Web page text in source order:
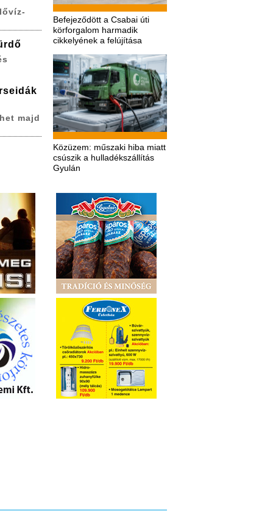
Befejeződött a Csabai úti
körforgalom harmadik
cikkelyének a felújítása
Közüzem: műszaki hiba miatt
csúszik a hulladékszállítás
Gyulán
majd